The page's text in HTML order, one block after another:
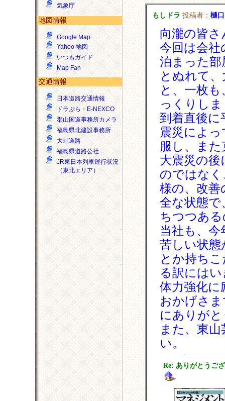
気象庁
地図情報
Google Map
Yahoo 地図
いつもガイド
Map Fan
交通情報
日本道路交通情報
ドラぷら・E-NEXCO
郡山国道事務所カメラ
福島県北建設事務所
大峠道路
福島県道路公社
JR東日本列車運行状況
（東北エリア）
もしドラ 投稿者：樋
向瀧の皆
今回は会
泊まった
とぬれて
と、一枚
っくりし
到着直後
震災によ
服し、ま
大震災の
のではな
様の、改
全な状態
ちつつあ
当社も、
苦しい状
とか持ち
る訳には
体力強化
おかげさ
にありが
また、東
い。
Re: ありがとうご